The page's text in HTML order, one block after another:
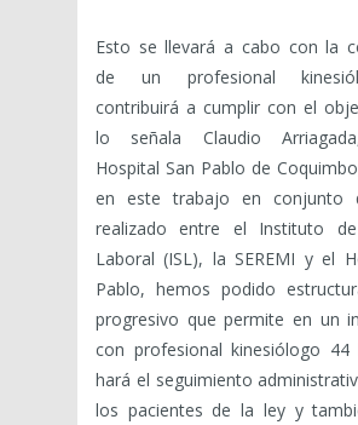
Esto se llevará a cabo con la
de un profesional
contribuirá a cumplir con el
lo señala Claudio
Hospital San Pablo de
en este trabajo en conjunto
realizado entre el Instituto de
Laboral (ISL), la SEREMI y el
Pablo, hemos podido
progresivo que permite en un
con profesional kinesiólogo 44
hará el seguimiento
los pacientes de la ley y